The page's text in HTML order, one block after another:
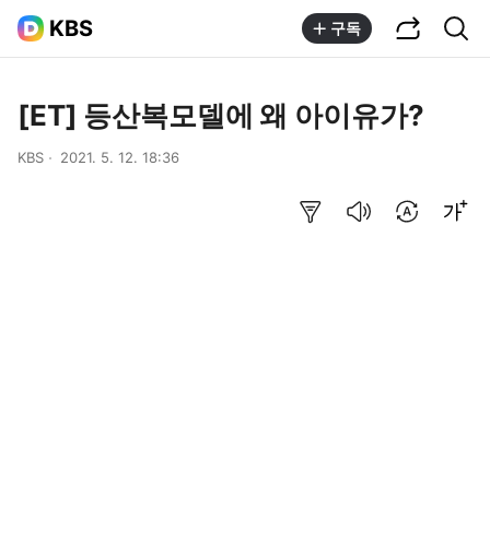
KBS 구독
[ET] 등산복모델에 왜 아이유가?
KBS 2021. 5. 12. 18:36